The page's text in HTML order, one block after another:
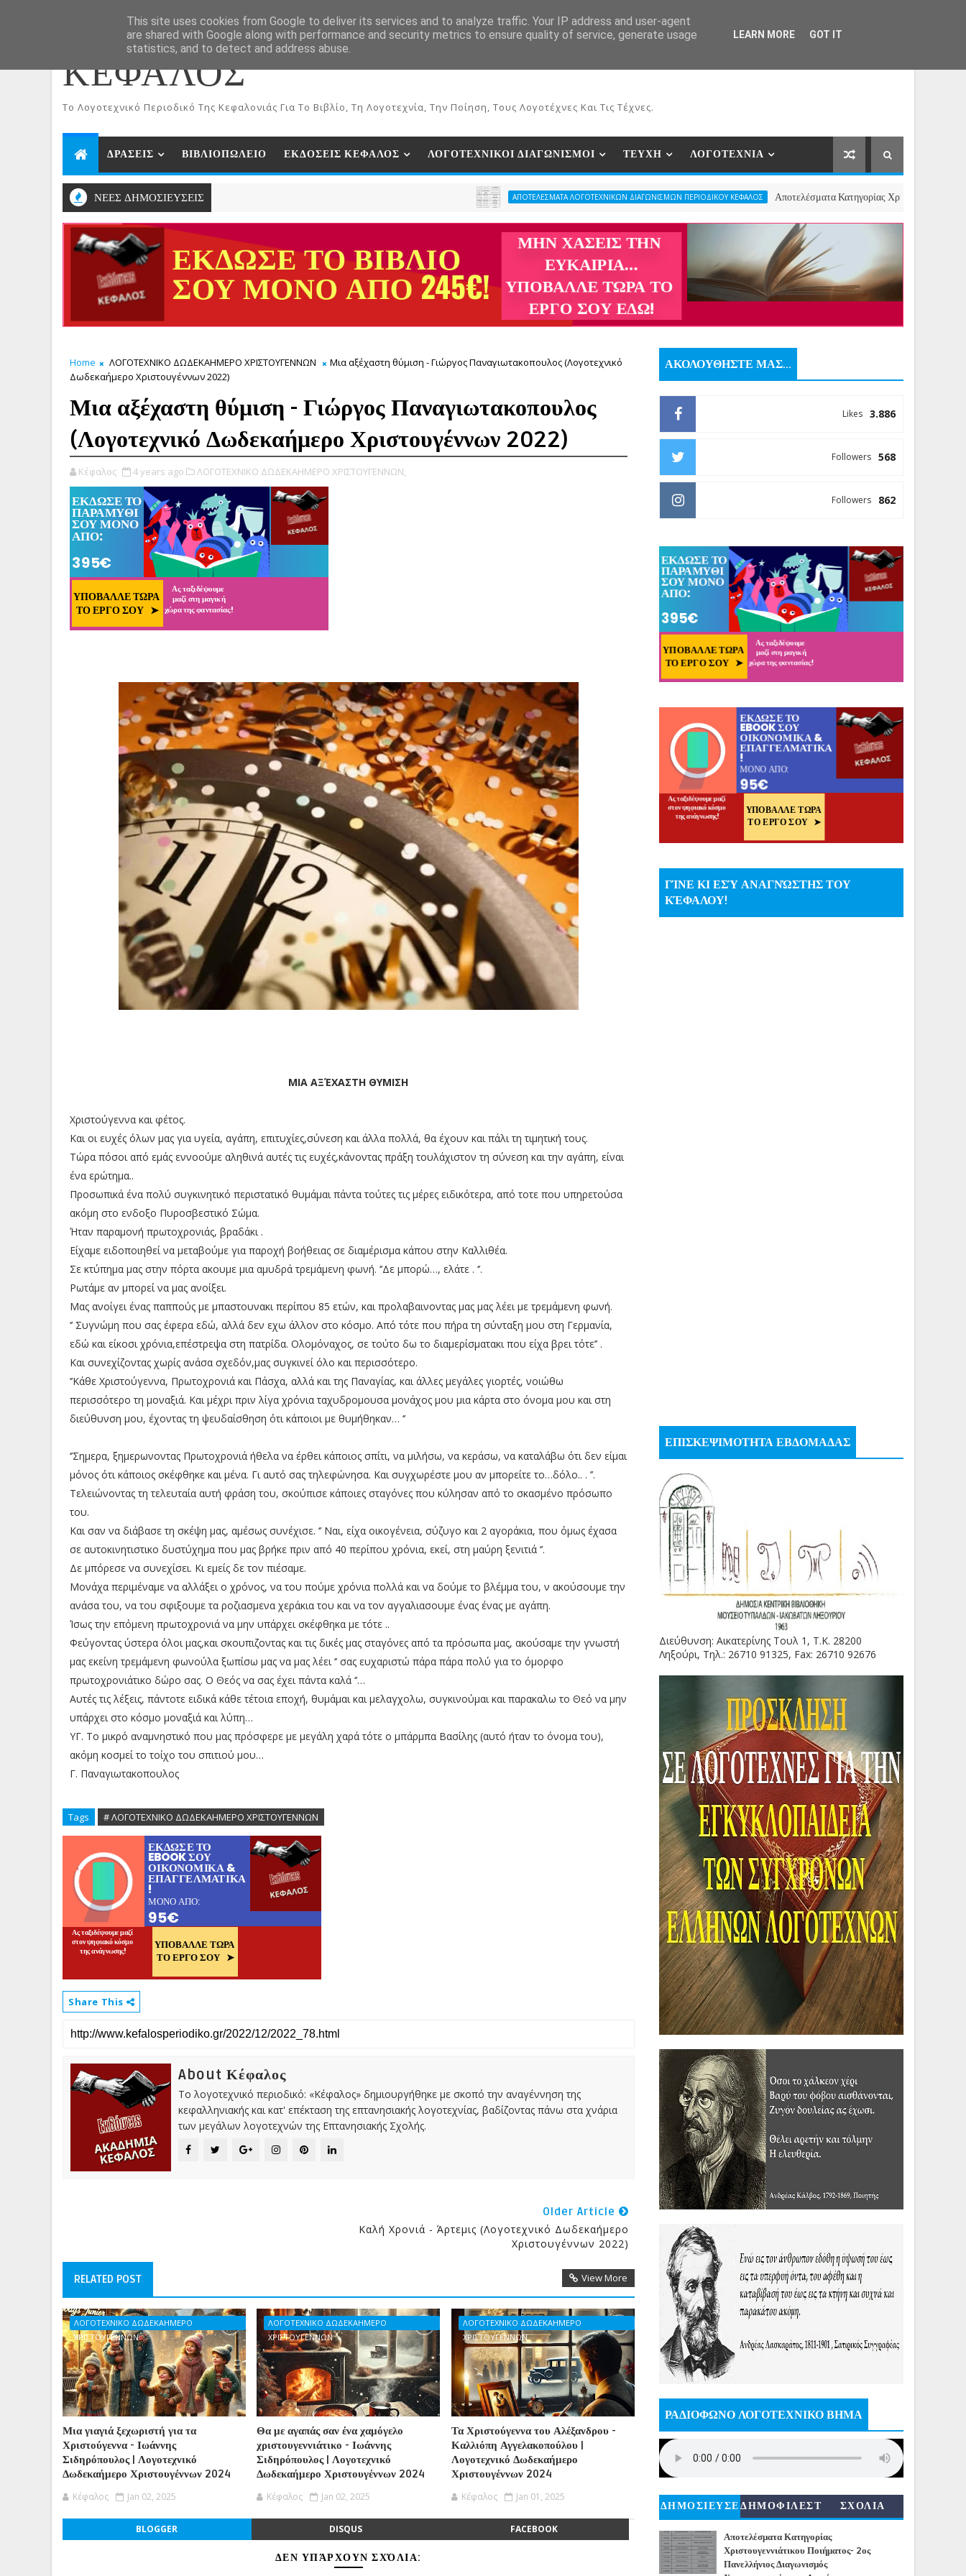
ΑΡΧΙΚΗ ΕΚΔΟΣΕΙΣ ΒΙΒΛΙΩΝ ΗΛΕΚΤΡΟΝΙΚΟ ΒΙΒΛΙΟΠΩΛΕΙΟ ΣΥΝΕΡΓΑΤΕΣ
ΚΕΦΑΛΟΣ
To Λογοτεχνικό Περιοδικό Της Κεφαλονιάς Για Το Βιβλίο, Τη Λογοτεχνία, Την Ποίηση, Τους Λογοτέχνες Και Τις Τέχνες.
ΔΡΑΣΕΙΣ ΒΙΒΛΙΟΠΩΛΕΙΟ ΕΚΔΟΣΕΙΣ ΚΕΦΑΛΟΣ ΛΟΓΟΤΕΧΝΙΚΟΙ ΔΙΑΓΩΝΙΣΜΟΙ ΤΕΥΧΗ ΛΟΓΟΤΕΧΝΙΑ
ΝΕΕΣ ΔΗΜΟΣΙΕΥΣΕΙΣ ΑΠΟΤΕΛΕΣΜΑΤΑ ΛΟΓΟΤΕΧΝΙΚΩΝ ΔΙΑΓΩΝΙΣΜΩΝ ΠΕΡΙΟΔΙΚΟΥ ΚΕΦΑΛΟΣ Αποτελέσματα Κατηγορίας Χριστουγεννιάτικου
Home ΛΟΓΟΤΕΧΝΙΚΟ ΔΩΔΕΚΑΗΜΕΡΟ ΧΡΙΣΤΟΥΓΕΝΝΩΝ
Μια αξέχαστη θύμιση - Γιώργος Παναγιωτακοπουλος (Λογοτεχνικό
Δωδεκαήμερο Χριστουγέννων 2022)
Μια αξέχαστη θύμιση - Γιώργος Παναγιωτακοπουλος
(Λογοτεχνικό Δωδεκαήμερο Χριστουγέννων 2022)
Κέφαλος 4 years ago ΛΟΓΟΤΕΧΝΙΚΟ ΔΩΔΕΚΑΗΜΕΡΟ ΧΡΙΣΤΟΥΓΕΝΝΩΝ,
ΜΙΑ ΑΞΈΧΑΣΤΗ ΘΥΜΙΣΗ
Χριστούγεννα και φέτος.
Και οι ευχές όλων μας για υγεία, αγάπη, επιτυχίες,σύνεση και άλλα πολλά, θα έχουν και πάλι τη τιμητική τους.
Τώρα πόσοι από εμάς εννοούμε αληθινά αυτές τις ευχές,κάνοντας πράξη τουλάχιστον τη σύνεση και την αγάπη, είναι
ένα ερώτημα..
Προσωπικά ένα πολύ συγκινητικό περιστατικό θυμάμαι πάντα τούτες τις μέρες ειδικότερα, από τοτε που υπηρετούσα
ακόμη στο ενδοξο Πυροσβεστικό Σώμα.
Ήταν παραμονή πρωτοχρονιάς, βραδάκι .
Είχαμε ειδοποιηθεί να μεταβούμε για παροχή βοήθειας σε διαμέρισμα κάπου στην Καλλιθέα.
Σε κτύπημα μας στην πόρτα ακουμε μια αμυδρά τρεμάμενη φωνή. ‘’Δε μπορώ…, ελάτε . ‘’.
Ρωτάμε αν μπορεί να μας ανοίξει.
Μας ανοίγει ένας παππούς με μπαστουνακι περίπου 85 ετών, και προλαβαινοντας μας μας λέει με τρεμάμενη φωνή.
‘’ Συγνώμη που σας έφερα εδώ, αλλά δεν εχω άλλον στο κόσμο. Από τότε που πήρα τη σύνταξη μου στη Γερμανία,
εδώ και είκοσι χρόνια,επέστρεψα στη πατρίδα. Ολομόναχος, σε τούτο δω το διαμερίσματακι που είχα βρει τότε’’ .
Και συνεχίζοντας χωρίς ανάσα σχεδόν,μας συγκινεί όλο και περισσότερο.
‘’Κάθε Χριστούγεννα, Πρωτοχρονιά και Πάσχα, αλλά και της Παναγίας, και άλλες μεγάλες γιορτές, νοιώθω
περισσότερο τη μοναξιά. Και μέχρι πριν λίγα χρόνια ταχυδρομουσα μονάχος μου μια κάρτα στο όνομα μου και στη
διεύθυνση μου, έχοντας τη ψευδαίσθηση ότι κάποιοι με θυμήθηκαν… ‘’
‘’Σημερα, ξημερωνοντας Πρωτοχρονιά ήθελα να έρθει κάποιος σπίτι, να μιλήσω, να κεράσω, να καταλάβω ότι δεν είμαι
μόνος ότι κάποιος σκέφθηκε και μένα. Γι αυτό σας τηλεφώνησα. Και συγχωρέστε μου αν μπορείτε το…δόλο.. . ’’.
Τελειώνοντας τη τελευταία αυτή φράση του, σκούπισε κάποιες σταγόνες που κύλησαν από το σκασμένο πρόσωπο
του.
Και σαν να διάβασε τη σκέψη μας, αμέσως συνέχισε. ‘’ Ναι, είχα οικογένεια, σύζυγο και 2 αγοράκια, που όμως έχασα
σε αυτοκινητιστικο δυστύχημα που μας βρήκε πριν από 40 περίπου χρόνια, εκεί, στη μαύρη ξενιτιά ‘’.
Δε μπόρεσε να συνεχίσει. Κι εμείς δε τον πιέσαμε.
Μονάχα περιμέναμε να αλλάξει ο χρόνος, να του πούμε χρόνια πολλά και να δούμε το βλέμμα του, ν ακούσουμε την
ανάσα του, να του σφιξουμε τα ροζιασμενα χεράκια του και να τον αγγαλιασουμε ένας ένας με αγάπη.
Ίσως την επόμενη πρωτοχρονιά να μην υπάρχει σκέφθηκα με τότε ..
Φεύγοντας ύστερα όλοι μας,και σκουπιζοντας και τις δικές μας σταγόνες από τα πρόσωπα μας, ακούσαμε την γνωστή
μας εκείνη τρεμάμενη φωνούλα ξωπίσω μας να μας λέει ‘’ σας ευχαριστώ πάρα πάρα πολύ για το όμορφο
πρωτοχρονιάτικο δώρο σας. Ο Θεός να σας έχει πάντα καλά ‘’…
Αυτές τις λέξεις, πάντοτε ειδικά κάθε τέτοια εποχή, θυμάμαι και μελαγχολω, συγκινούμαι και παρακαλω το Θεό να μην
υπάρχει στο κόσμο μοναξιά και λύπη…
ΥΓ. Το μικρό αναμνηστικό που μας πρόσφερε με μεγάλη χαρά τότε ο μπάρμπα Βασίλης (αυτό ήταν το όνομα του),
ακόμη κοσμεί το τοίχο του σπιτιού μου…
Γ. Παναγιωτακοπουλος
Tags # ΛΟΓΟΤΕΧΝΙΚΟ ΔΩΔΕΚΑΗΜΕΡΟ ΧΡΙΣΤΟΥΓΕΝΝΩΝ
Share This
About Κέφαλος
Το λογοτεχνικό περιοδικό: «Κέφαλος» δημιουργήθηκε με σκοπό την αναγέννηση της
κεφαλληνιακής και κατ' επέκταση της επτανησιακής λογοτεχνίας, βαδίζοντας πάνω στα χνάρια
των μεγάλων λογοτεχνών της Επτανησιακής Σχολής.
Older Article
Καλή Χρονιά - Άρτεμις (Λογοτεχνικό Δωδεκαήμερο
Χριστουγέννων 2022)
RELATED POST View More
ΛΟΓΟΤΕΧΝΙΚΟ ΔΩΔΕΚΑΗΜΕΡΟ
ΧΡΙΣΤΟΥΓΕΝΝΩΝ
Μια γιαγιά ξεχωριστή για τα
Χριστούγεννα - Ιωάννης
Σιδηρόπουλος | Λογοτεχνικό
Δωδεκαήμερο Χριστουγέννων 2024
Κέφαλος Jan 02, 2025
ΛΟΓΟΤΕΧΝΙΚΟ ΔΩΔΕΚΑΗΜΕΡΟ
ΧΡΙΣΤΟΥΓΕΝΝΩΝ
Θα με αγαπάς σαν ένα χαμόγελο
χριστουγεννιάτικο - Ιωάννης
Σιδηρόπουλος | Λογοτεχνικό
Δωδεκαήμερο Χριστουγέννων 2024
Κέφαλος Jan 02, 2025
ΛΟΓΟΤΕΧΝΙΚΟ ΔΩΔΕΚΑΗΜΕΡΟ
ΧΡΙΣΤΟΥΓΕΝΝΩΝ
Τα Χριστούγεννα του Αλέξανδρου -
Καλλιόπη Αγγελακοπούλου |
Λογοτεχνικό Δωδεκαήμερο
Χριστουγέννων 2024
Κέφαλος Jan 01, 2025
BLOGGER DISQUS FACEBOOK
ΔΕΝ ΥΠΆΡΧΟΥΝ ΣΧΌΛΙΑ:
ΑΚΟΛΟΥΘΗΣΤΕ ΜΑΣ...
3.886
Likes
568
Followers
862
Followers
ΓΊΝΕ ΚΙ ΕΣΎ ΑΝΑΓΝΏΣΤΗΣ ΤΟΥ
ΚΈΦΑΛΟΥ!
ΕΠΙΣΚΕΨΙΜΟΤΗΤΑ ΕΒΔΟΜΑΔΑΣ
Διεύθυνση: Αικατερίνης Τουλ 1, Τ.Κ. 28200
Ληξούρι, Τηλ.: 26710 91325, Fax: 26710 92676
ΡΑΔΙΟΦΩΝΟ ΛΟΓΟΤΕΧΝΙΚΟ ΒΗΜΑ
ΔΗΜΟΣΙΕΥΣΕ
ΙΣ
ΔΗΜΟΦΙΛΕΣΤ
ΣΧΟΛΙΑ
Αποτελέσματα Κατηγορίας
Χριστουγεννιάτικου Ποιήματος- 2ος
Πανελλήνιος Διαγωνισμός
This site uses cookies from Google to deliver its services and to analyze traffic. Your IP address and user-agent
are shared with Google along with performance and security metrics to ensure quality of service, generate usage
statistics, and to detect and address abuse.
LEARN MORE GOT IT